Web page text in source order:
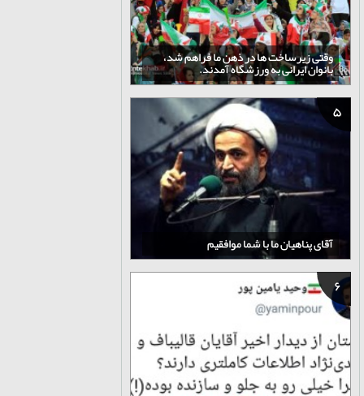
وقتی زیرساخت ها در ذهن ما فراهم شد،
بانوان ایرانی به ورزشگاه آمدند.
5
آقای پناهیان ما با شما موافقیم
6